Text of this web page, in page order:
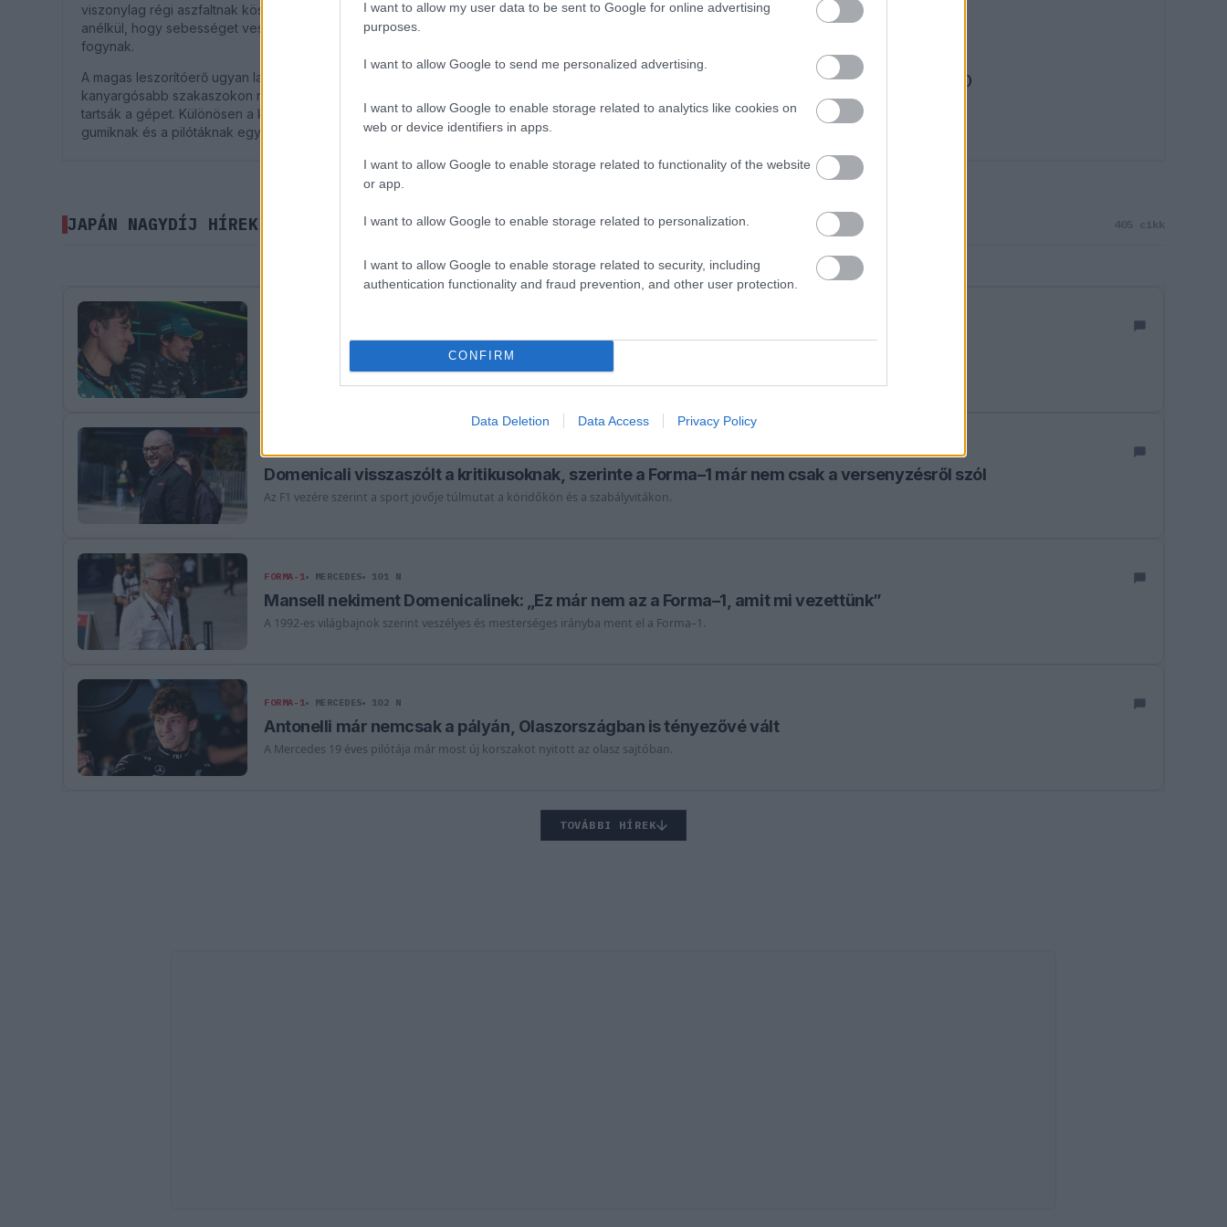
I want to allow my user data to be sent to Google for online advertising
purposes.
I want to allow Google to send me personalized advertising.
I want to allow Google to enable storage related to analytics like cookies on
web or device identifiers in apps.
I want to allow Google to enable storage related to functionality of the website
or app.
I want to allow Google to enable storage related to personalization.
I want to allow Google to enable storage related to security, including
authentication functionality and fraud prevention, and other user protection.
CONFIRM
Data Deletion Data Access Privacy Policy
viszonylag régi aszfaltnak köszönhetően jelentős az autók tapadása, és a határig nyomhatják a gázt
anélkül, hogy sebességet veszítenének, ugyanakkor az abroncsok az átlagosnál gyorsabban
fogynak.
A magas leszorítóerő ugyan lassítja az autókat az egyenesekben, viszont a bonyolultabb és
kanyargósabb szakaszokon nagy koncentrációra van szüksége a versenyzőknek, hogy a pályán
tartsák a gépet. Különösen a kanyarokban fellépő nagy oldalirányú terhelés adja fel a leckét a
gumiknak és a pilótáknak egyaránt.
1:30.965 - Kimi Antonelli (2025)
JAPÁN NAGYDÍJ HÍREK 405 cikk
Stroll kimondta, ami eddig háttérben maradt az Aston Martinnál
Nem csak az akkumulátor és a vibráció hátráltatja a silverstone-iakat, a pályán is van egy visszatérő problémájuk.
Domenicali visszaszólt a kritikusoknak, szerinte a Forma–1 már nem csak a versenyzésről szól
Az F1 vezére szerint a sport jövője túlmutat a köridőkön és a szabályvitákon.
FORMA-1 MERCEDES 101 N
Mansell nekiment Domenicalinek: „Ez már nem az a Forma–1, amit mi vezettünk”
A 1992-es világbajnok szerint veszélyes és mesterséges irányba ment el a Forma–1.
FORMA-1 MERCEDES 102 N
Antonelli már nemcsak a pályán, Olaszországban is tényezővé vált
A Mercedes 19 éves pilótája már most új korszakot nyitott az olasz sajtóban.
TOVÁBBI HÍREK